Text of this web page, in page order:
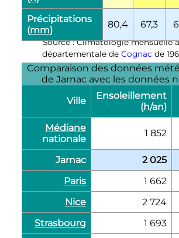
Précipitations
(mm)
80,4 67,3
Source : Climatologie mensuelle
départementale de Cognac de
Comparaison des données
de Jarnac avec les données
Ville
Ensoleillement
(h/an)
Médiane
nationale
1 852
Jarnac 2 025
Paris
1 662
Nice
2 724
Strasbourg
1 693